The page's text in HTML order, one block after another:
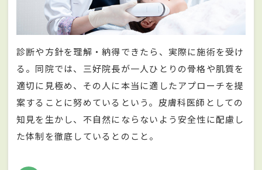
診断や方針を理解・納得できたら、実際に施術を受け
る。同院では、三好院長が一人ひとりの骨格や肌質を
適切に見極め、その人に本当に適したアプローチを提
案することに努めているという。皮膚科医師としての
知見を生かし、不自然にならないよう安全性に配慮し
た体制を徹底しているとのこと。